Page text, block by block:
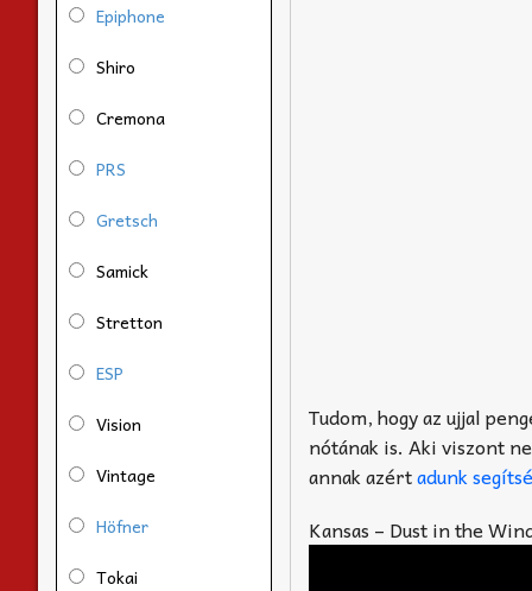
Tudom, hogy az ujjal
nótának is. Aki viszont
annak azértadunk
Kansas – Dust in the
Epiphone
Shiro
Cremona
PRS
Gretsch
Samick
Stretton
ESP
Vision
Vintage
Höfner
Tokai